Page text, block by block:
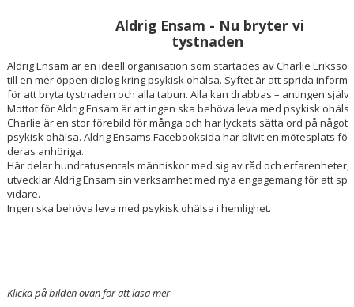
Aldrig Ensam - Nu bryter vi
tystnaden
Aldrig Ensam är en ideell organisation som startades av Charlie
till en mer öppen dialog kring psykisk ohälsa. Syftet är att sprida
för att bryta tystnaden och alla tabun. Alla kan drabbas – antingen själv
Mottot för Aldrig Ensam är att ingen ska behöva leva med psykisk
Charlie är en stor förebild för många och har lyckats sätta ord på något
psykisk ohälsa. Aldrig Ensams Facebooksida har blivit en mötesplats
deras anhöriga.
Här delar hundratusentals människor med sig av råd och erfarenheter,
utvecklar Aldrig Ensam sin verksamhet med nya engagemang för att
vidare.
Ingen ska behöva leva med psykisk ohälsa i hemlighet.
Klicka på bilden ovan för att läsa mer